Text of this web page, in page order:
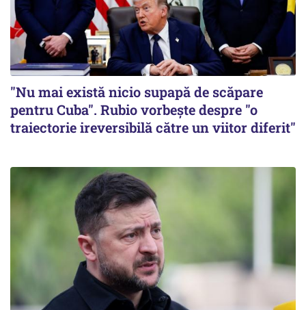
"Nu mai există nicio supapă de scăpare
pentru Cuba". Rubio vorbește despre "o
traiectorie ireversibilă către un viitor diferit"